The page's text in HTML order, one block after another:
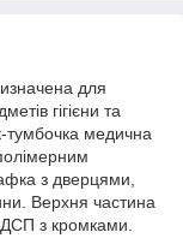
для
гігієни та
тумбочка медична
з дверцями,
Верхня частина
ДСП з кромками.